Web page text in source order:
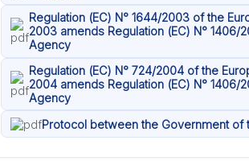
Regulation (EC) N° 1644/2003 of the
2003 amends Regulation (EC) N°
Agency
Regulation (EC) N° 724/2004 of the
2004 amends Regulation (EC) N°
Agency
Protocol between the Government of